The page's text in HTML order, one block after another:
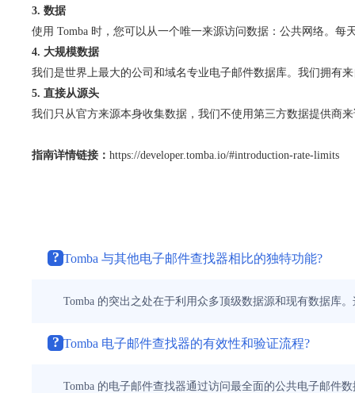
3. 数据
使用 Tomba 时，您可以从一个唯一来源访问数据：公共网络。
4. 大规模数据
我们是世界上最大的公司和域名专业电子邮件数据库。我们拥有
5. 直接从源头
我们只从官方来源本身收集数据，我们不使用第三方数据提供商
指南详情链接： https://developer.tomba.io/#introduction-rate-limits
? Tomba 与其他电子邮件查找器相比的独特功能?
Tomba 的突出之处在于利用众多顶级数据源和现有数据库
? Tomba 电子邮件查找器的有效性和验证流程?
Tomba 的电子邮件查找器通过访问最全面的公共电子邮件